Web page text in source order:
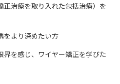
療を取り入れた包括治療）を
より深めたい方
感じ、ワイヤー矯正を学びた